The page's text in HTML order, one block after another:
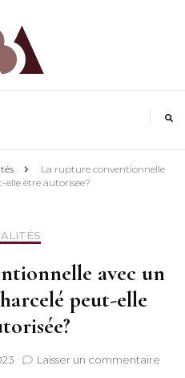
| Droit
à
La rupture conventionnelle
elle être autorisée?
avec un
peut-elle
Laisser un commentaire